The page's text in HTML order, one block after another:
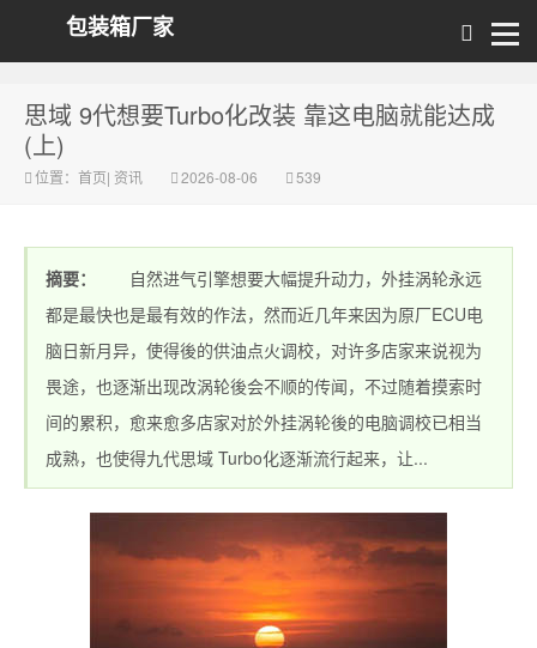
包装箱厂家
思域 9代想要Turbo化改装 靠这电脑就能达成
(上)
位置： 首页| 资讯 2026-08-06 539
摘要：
自然进气引擎想要大幅提升动力，外挂涡轮永远
都是最快也是最有效的作法，然而近几年来因为原厂ECU电
脑日新月异，使得後的供油点火调校，对许多店家来说视为
畏途，也逐渐出现改涡轮後会不顺的传闻，不过随着摸索时
间的累积，愈来愈多店家对於外挂涡轮後的电脑调校已相当
成熟，也使得九代思域 Turbo化逐渐流行起来，让...